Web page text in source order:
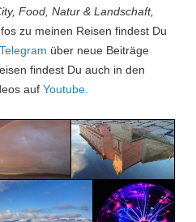
Food, Natur & Landschaft,
zu meinen Reisen findest Du
Telegram über neue Beiträge
findest Du auch in den
auf Youtube.